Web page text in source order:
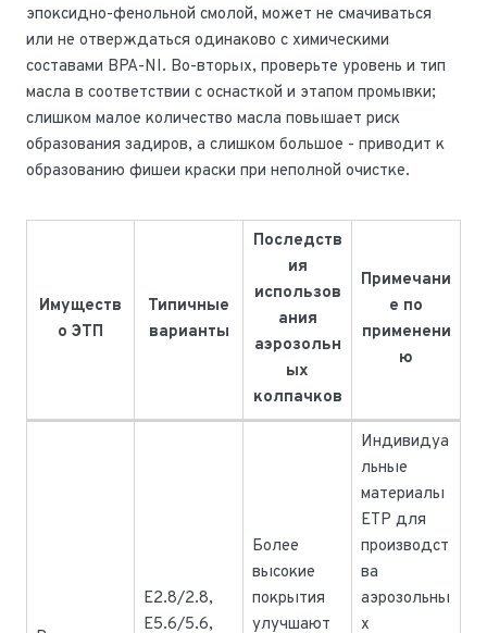
эпоксидно-фенольной смолой, может не смачиваться
или не отверждаться одинаково с химическими
составами BPA-NI. Во-вторых, проверьте уровень и тип
масла в соответствии с оснасткой и этапом промывки;
слишком малое количество масла повышает риск
образования задиров, а слишком большое - приводит к
образованию фишеи краски при неполной очистке.
Имуществ
о ЭТП
Типичные
варианты
Последств
ия
использов
ания
аэрозольн
ых
колпачков
Примечани
е по
применени
ю
E2.8/2.8,
E5.6/5.6,
Более
высокие
покрытия
улучшают
Индивидуа
льные
материалы
ETP для
производст
ва
аэрозольны
х